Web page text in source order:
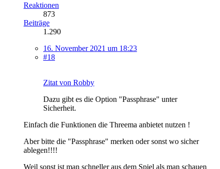
Reaktionen
873
Beiträge
1.290
16. November 2021 um 18:23
#18
Zitat von Robby
Dazu gibt es die Option "Passphrase" unter
Sicherheit.
Einfach die Funktionen die Threema anbietet nutzen !
Aber bitte die "Passphrase" merken oder sonst wo sicher
ablegen!!!!
Weil sonst ist man schneller aus dem Spiel als man schauen